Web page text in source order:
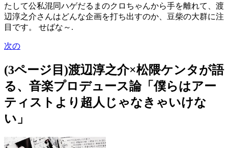
たして公私混同ハゲだるまのクロちゃんから手を離れて、渡
辺淳之介さんはどんな企画を打ち出すのか、豆柴の大群に注
目です。 せばな～.
次の
(3ページ目)渡辺淳之介×松隈ケンタが語
る、音楽プロデュース論「僕らはアー
ティストより超人じゃなきゃいけな
い」